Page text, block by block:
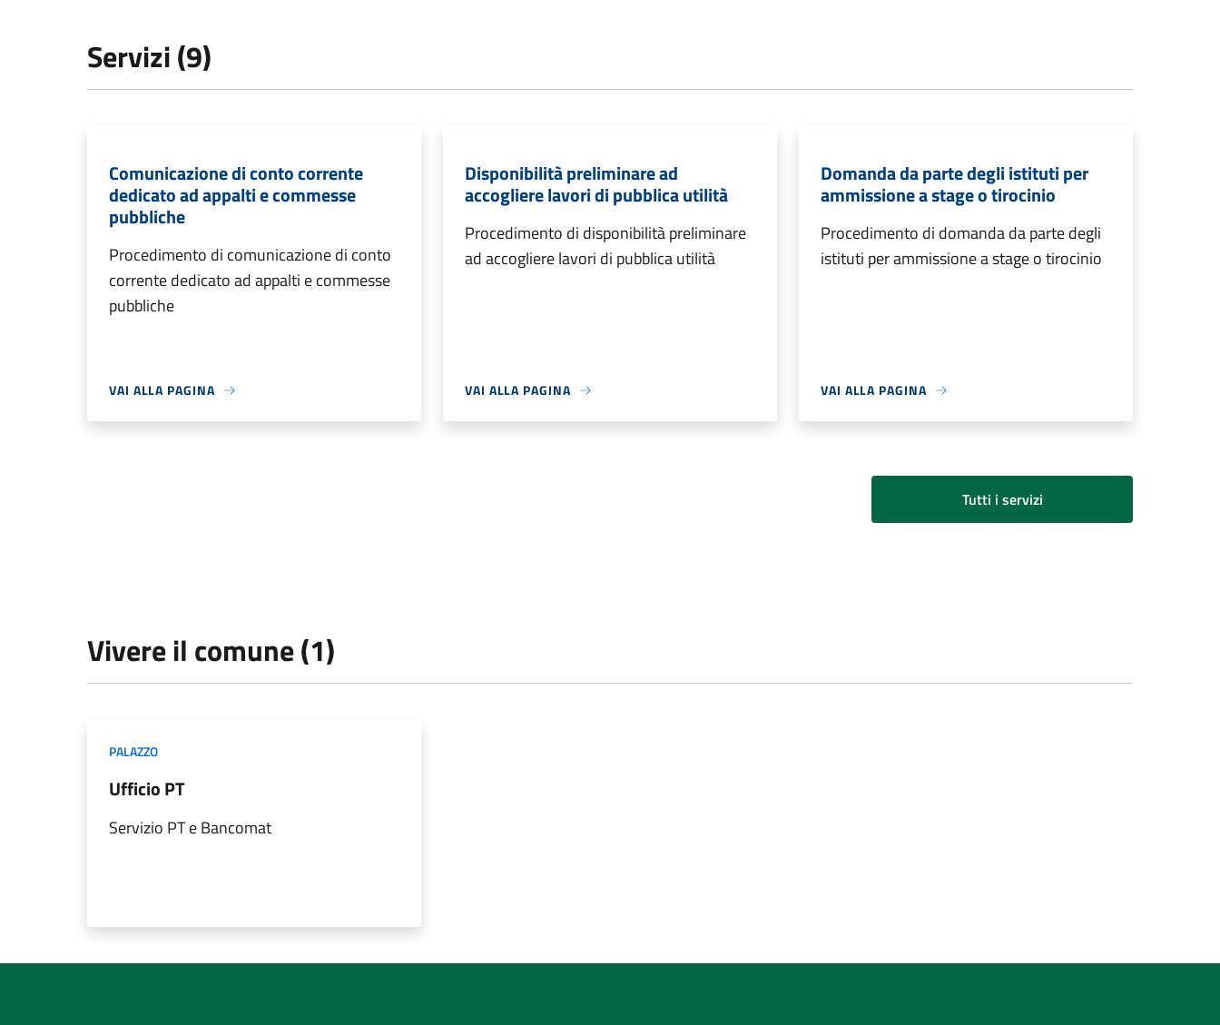
Servizi (9)
Comunicazione di conto corrente
dedicato ad appalti e commesse
pubbliche
Procedimento di comunicazione di conto
corrente dedicato ad appalti e commesse
pubbliche
VAI ALLA PAGINA
Disponibilità preliminare ad
accogliere lavori di pubblica utilità
Procedimento di disponibilità preliminare
ad accogliere lavori di pubblica utilità
VAI ALLA PAGINA
Domanda da parte degli istituti per
ammissione a stage o tirocinio
Procedimento di domanda da parte degli
istituti per ammissione a stage o tirocinio
VAI ALLA PAGINA
Tutti i servizi
Vivere il comune (1)
PALAZZO
Ufficio PT
Servizio PT e Bancomat